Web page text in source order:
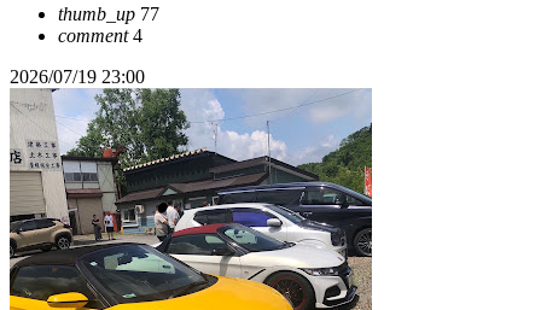
thumb_up 77
comment4
2026/07/19 23:00